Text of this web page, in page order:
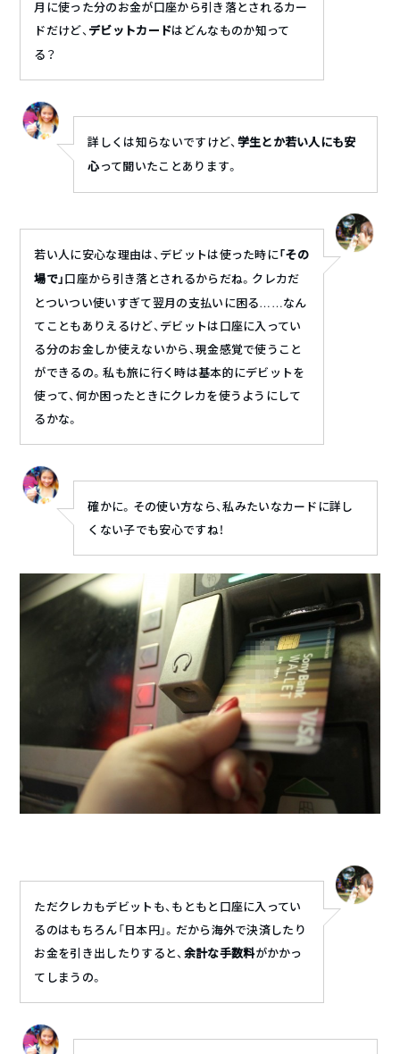
月に使った分のお金が口座から引き落とされるカー
ドだけど、 デビットカードはどんなものか知って
る？
詳しくは知らないですけど、 学生とか若い人にも安
心って聞いたことあります。
若い人に安心な理由は、デビットは使った時に「その
場で」口座から引き落とされるからだね。クレカだ
とついつい使いすぎて翌月の支払いに困る……なん
てこともありえるけど、デビットは口座に入ってい
る分のお金しか使えないから、現金感覚で使うこと
ができるの。私も旅に行く時は基本的にデビットを
使って、何か困ったときにクレカを使うようにして
るかな。
確かに。その使い方なら、私みたいなカードに詳し
くない子でも安心ですね！
ただクレカもデビットも、もともと口座に入ってい
るのはもちろん「日本円」。だから海外で決済したり
お金を引き出したりすると、 余計な手数料がかかっ
てしまうの。